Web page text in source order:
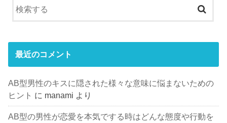
最近のコメント
AB型男性のキスに隠された様々な意味に悩まないための
ヒント に manami より
AB型の男性が恋愛を本気でする時はどんな態度や行動を